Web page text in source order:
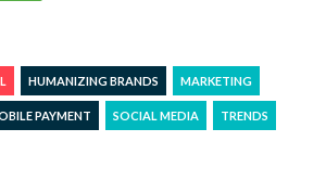
HUMANIZING BRANDS MARKETING
PAYMENT SOCIAL MEDIA TRENDS